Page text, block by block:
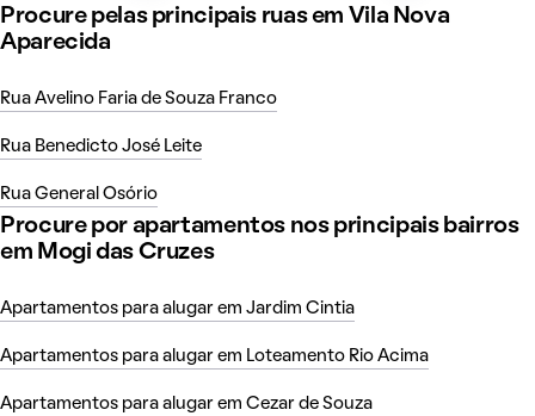
Procure pelas principais ruas em Vila Nova
Aparecida
Rua Avelino Faria de Souza Franco
Rua Benedicto José Leite
Rua General Osório
Procure por apartamentos nos principais bairros
em Mogi das Cruzes
Apartamentos para alugar em Jardim Cintia
Apartamentos para alugar em Loteamento Rio Acima
Apartamentos para alugar em Cezar de Souza